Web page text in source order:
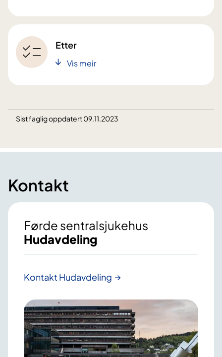
Etter
Vis meir
Sist faglig oppdatert 09.11.2023
Kontakt
Førde sentralsjukehus
Hudavdeling
Kontakt Hudavdeling